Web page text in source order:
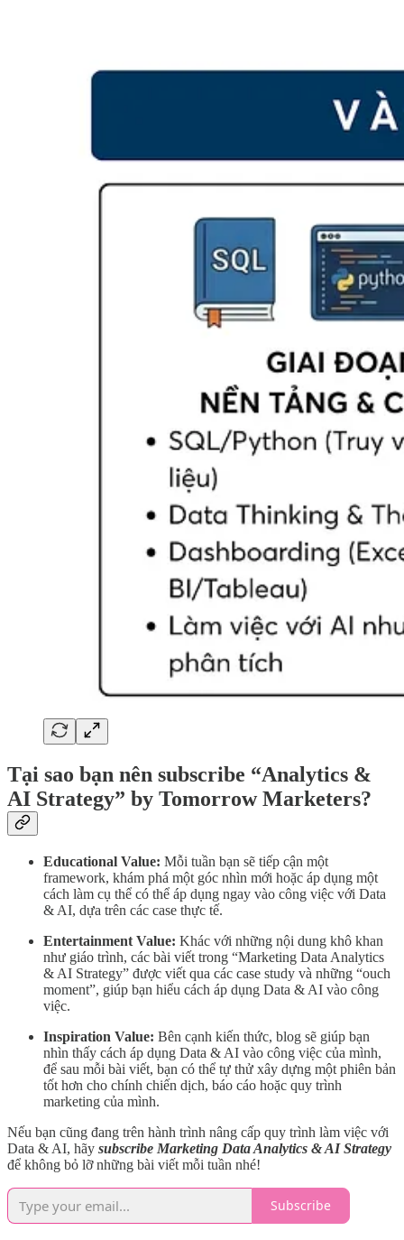
Tại sao bạn nên subscribe “Analytics &
AI Strategy” by Tomorrow Marketers?
Educational Value: Mỗi tuần bạn sẽ tiếp cận một
framework, khám phá một góc nhìn mới hoặc áp dụng một
cách làm cụ thể có thể áp dụng ngay vào công việc với Data
& AI, dựa trên các case thực tế.
Entertainment Value: Khác với những nội dung khô khan
như giáo trình, các bài viết trong “Marketing Data Analytics
& AI Strategy” được viết qua các case study và những “ouch
moment”, giúp bạn hiểu cách áp dụng Data & AI vào công
việc.
Inspiration Value: Bên cạnh kiến thức, blog sẽ giúp bạn
nhìn thấy cách áp dụng Data & AI vào công việc của mình,
để sau mỗi bài viết, bạn có thể tự thử xây dựng một phiên bản
tốt hơn cho chính chiến dịch, báo cáo hoặc quy trình
marketing của mình.
Nếu bạn cũng đang trên hành trình nâng cấp quy trình làm việc với
Data & AI, hãy subscribe Marketing Data Analytics & AI Strategy
để không bỏ lỡ những bài viết mỗi tuần nhé!
Subscribe